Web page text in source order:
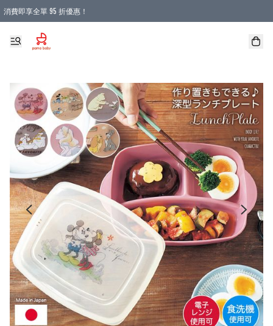
消費即享全單 95 折優惠！
購物滿 HKD 900.00即享免運費優惠！（適用於 本地送貨、本地取貨 )